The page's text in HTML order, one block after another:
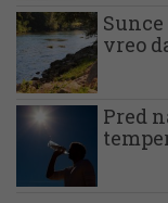
vreo
Pred